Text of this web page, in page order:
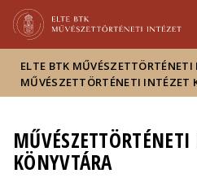
ELTE BTK MŰVÉSZETTÖRTÉNETI
MŰVÉSZETTÖRTÉNETI INTÉZET
KÖNYVTÁRA